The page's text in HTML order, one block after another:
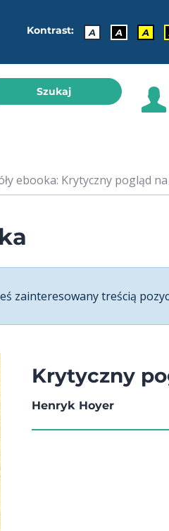
Kontrast: A A A
Szukaj
ebooka: Krytyczny pogląd
zainteresowany treścią
Krytyczny
Henryk Hoyer